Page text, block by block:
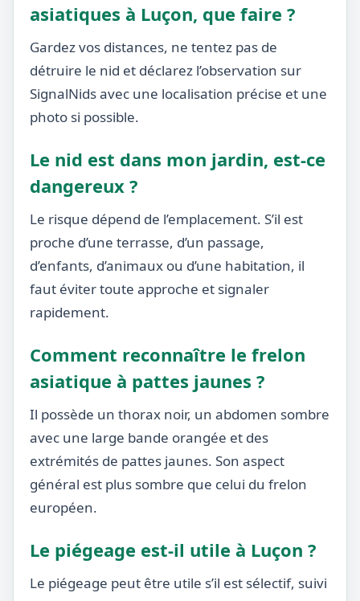
asiatiques à Luçon, que faire ?
Gardez vos distances, ne tentez pas de
détruire le nid et déclarez l’observation sur
SignalNids avec une localisation précise et une
photo si possible.
Le nid est dans mon jardin, est-ce
dangereux ?
Le risque dépend de l’emplacement. S’il est
proche d’une terrasse, d’un passage,
d’enfants, d’animaux ou d’une habitation, il
faut éviter toute approche et signaler
rapidement.
Comment reconnaître le frelon
asiatique à pattes jaunes ?
Il possède un thorax noir, un abdomen sombre
avec une large bande orangée et des
extrémités de pattes jaunes. Son aspect
général est plus sombre que celui du frelon
européen.
Le piégeage est-il utile à Luçon ?
Le piégeage peut être utile s’il est sélectif, suivi